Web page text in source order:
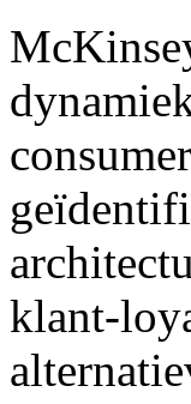
klant-